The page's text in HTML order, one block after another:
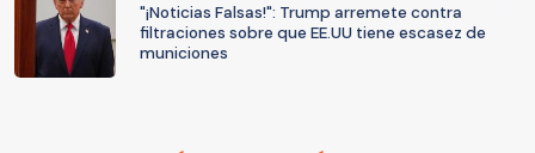
"¡Noticias Falsas!": Trump arremete contra
filtraciones sobre que EE.UU tiene escasez de
municiones